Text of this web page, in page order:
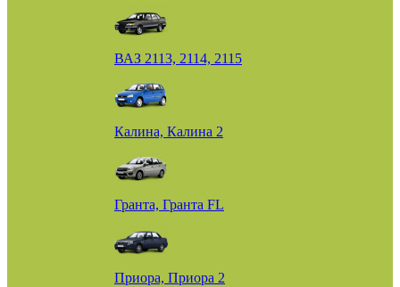
ВАЗ 2113, 2114, 2115
Калина, Калина 2
Гранта, Гранта FL
Приора, Приора 2